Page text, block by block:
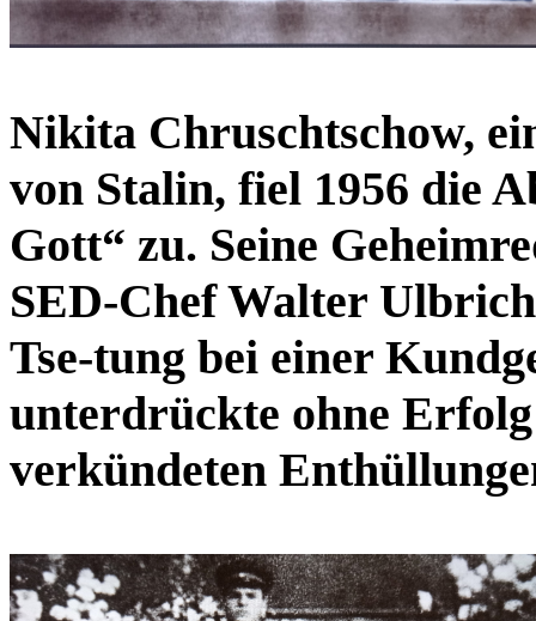
Nikita Chruschtschow,
von Stalin, fiel 1956 die
Gott“ zu. Seine
SED-Chef Walter
Tse-tung bei einer
unterdrückte ohne
verkündeten